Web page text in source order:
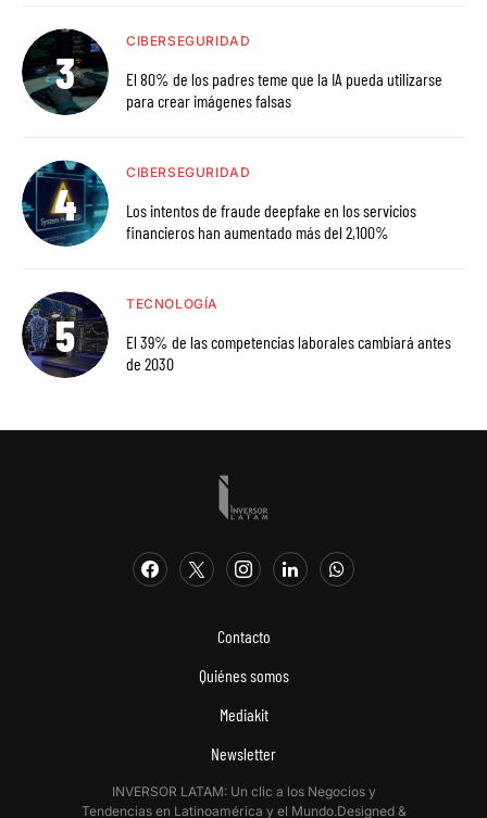
CIBERSEGURIDAD
El 80% de los padres teme que la IA pueda utilizarse
para crear imágenes falsas
CIBERSEGURIDAD
Los intentos de fraude deepfake en los servicios
financieros han aumentado más del 2,100%
TECNOLOGÍA
El 39% de las competencias laborales cambiará antes
de 2030
Contacto
Quiénes somos
Mediakit
Newsletter
INVERSOR LATAM: Un clic a los Negocios y
Tendencias en Latinoamérica y el Mundo.Designed &